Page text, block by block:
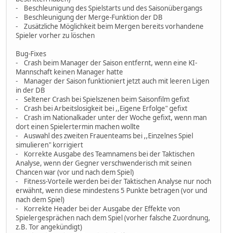
- Beschleunigung des Spielstarts und des Saisonübergangs
- Beschleunigung der Merge-Funktion der DB
- Zusätzliche Möglichkeit beim Mergen bereits vorhandene
Spieler vorher zu löschen
Bug-Fixes
- Crash beim Manager der Saison entfernt, wenn eine KI-
Mannschaft keinen Manager hatte
- Manager der Saison funktioniert jetzt auch mit leeren Ligen
in der DB
- Seltener Crash bei Spielszenen beim Saisonfilm gefixt
- Crash bei Arbeitslosigkeit bei ,,Eigene Erfolge" gefixt
- Crash im Nationalkader unter der Woche gefixt, wenn man
dort einen Spielertermin machen wollte
- Auswahl des zweiten Frauenteams bei ,,Einzelnes Spiel
simulieren" korrigiert
- Korrekte Ausgabe des Teamnamens bei der Taktischen
Analyse, wenn der Gegner verschwenderisch mit seinen
Chancen war (vor und nach dem Spiel)
- Fitness-Vorteile werden bei der Taktischen Analyse nur noch
erwähnt, wenn diese mindestens 5 Punkte betragen (vor und
nach dem Spiel)
- Korrekte Header bei der Ausgabe der Effekte von
Spielergesprächen nach dem Spiel (vorher falsche Zuordnung,
z.B. Tor angekündigt)